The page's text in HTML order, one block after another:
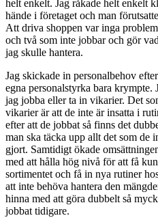
helt enkelt. Jag råkade helt enkelt
hände i företaget och man
Att driva shoppen var inga
och två som inte jobbar och gör
jag skulle hantera.
Jag skickade in personalbehov
egna personalstyrka bara
jag jobba eller ta in vikarier. Det
vikarier är att de inte är insatta i
efter att de jobbat så finns det
man ska täcka upp allt det som de
gjort. Samtidigt ökade
med att hålla hög nivå för att få
sortimentet och få in nya rutiner
att inte behöva hantera den
hinna med att göra dubbelt så
jobbat tidigare.